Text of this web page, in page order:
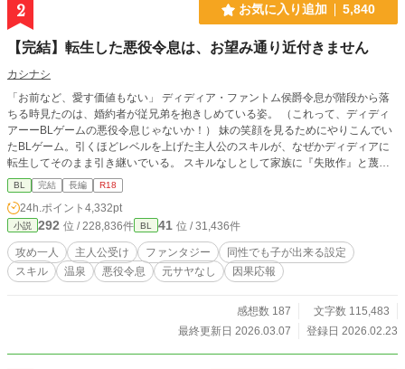
2 お気に入り追加 5,840
【完結】転生した悪役令息は、お望み通り近付きません
カシナシ
「お前など、愛す価値もない」 ディディア・ファントム侯爵令息が階段から落
ちる時見たのは、婚約者が従兄弟を抱きしめている姿。 （これって、ディディ
アーーBLゲームの悪役令息じゃないか！） 妹の笑顔を見るためにやりこんでい
たBLゲーム。引くほどレベルを上げた主人公のスキルが、なぜかディディアに
転生してそのまま引き継いでいる。 スキルなしとして家族に『失敗作』と蔑ま
れていたのは、そのスキルのレベルが高すぎたかららしい。 スキルと自分を取
り戻したディディアは、婚約者を追いかけまわすのを辞め、自立に向けて淡々と
準備をする。 もちろん元婚約者と従兄弟には近付かないので、絡んでこないで
いただけます？ 十万文字程度。 3/7 完結しました！ ※主人公：マイペース美人
受け ※女性向けHOTランキング1位、ありがとうございました。完結までの12
日間に渡り、ほとんど2〜5位と食い込めた作品となりました！あああありがと
うございます……！｡ﾟ(ﾟ´Д`ﾟ)ﾟ｡ たくさんの閲覧、イイね、エール、感想は、作
BL 完結 長編 R18
24h.ポイント 4,332pt
小説 292 位 / 228,836件 BL 41 位 / 31,436件
攻め一人 主人公受け ファンタジー
同性でも子が出来る設定
スキル
温泉 悪役令息 元サヤなし 因果応報
感想数 187
文字数 115,483
最終更新日 2026.03.07
登録日 2026.02.23